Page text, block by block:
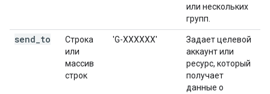
или нескольких
групп.
send to
Строка
или
массив
строк
'G-XXXXXX'
Задает целевой
аккаунт или
ресурс, который
получает
данные о